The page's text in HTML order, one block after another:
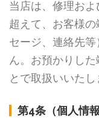
当店は、修理お
超えて、お客様
セージ、連絡先
ん。お預かりし
とで取扱いいたし
第4条（個人情